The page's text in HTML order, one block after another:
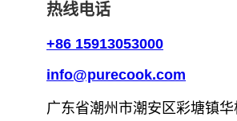
热线电话
+86 15913053000
info@purecook.com
广东省潮州市潮安区彩塘镇